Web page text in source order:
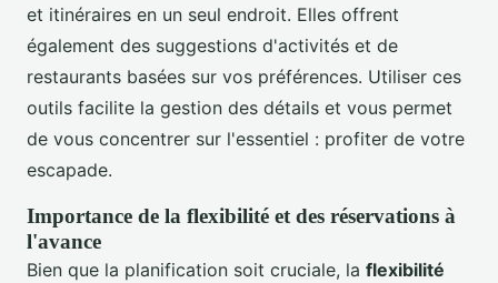
et itinéraires en un seul endroit. Elles offrent
également des suggestions d'activités et de
restaurants basées sur vos préférences. Utiliser ces
outils facilite la gestion des détails et vous permet
de vous concentrer sur l'essentiel : profiter de votre
escapade.
Importance de la flexibilité et des réservations à
l'avance
Bien que la planification soit cruciale, la flexibilité